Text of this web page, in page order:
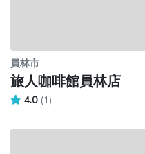
員林市
旅人咖啡館員林店
4.0 (1)